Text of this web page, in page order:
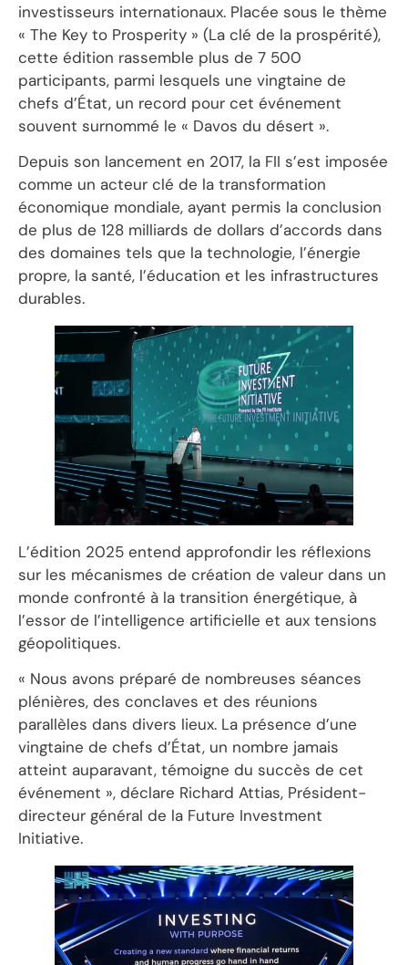
investisseurs internationaux. Placée sous le thème
« The Key to Prosperity » (La clé de la prospérité),
cette édition rassemble plus de 7 500
participants, parmi lesquels une vingtaine de
chefs d’État, un record pour cet événement
souvent surnommé le « Davos du désert ».
Depuis son lancement en 2017, la FII s’est imposée
comme un acteur clé de la transformation
économique mondiale, ayant permis la conclusion
de plus de 128 milliards de dollars d’accords dans
des domaines tels que la technologie, l’énergie
propre, la santé, l’éducation et les infrastructures
durables.
L’édition 2025 entend approfondir les réflexions
sur les mécanismes de création de valeur dans un
monde confronté à la transition énergétique, à
l’essor de l’intelligence artificielle et aux tensions
géopolitiques.
« Nous avons préparé de nombreuses séances
plénières, des conclaves et des réunions
parallèles dans divers lieux. La présence d’une
vingtaine de chefs d’État, un nombre jamais
atteint auparavant, témoigne du succès de cet
événement », déclare Richard Attias, Président-
directeur général de la Future Investment
Initiative.